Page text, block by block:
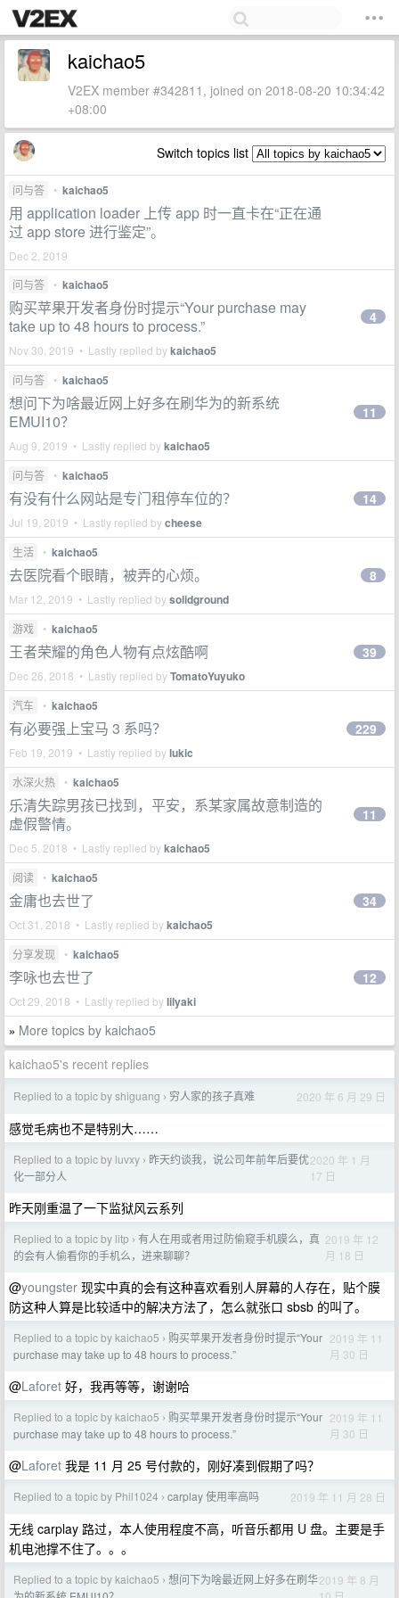
kaichao5
V2EX member #342811, joined on 2018-08-20 10:34:42
+08:00
Switch topics list
问与答 • kaichao5
用 application loader 上传 app 时一直卡在“正在通
过 app store 进行鉴定”。
Dec 2, 2019
问与答
• kaichao5
购买苹果开发者身份时提示“Your purchase may
take up to 48 hours to process.”
Nov 30, 2019 • Lastly replied bykaichao5
4
问与答 • kaichao5
想问下为啥最近网上好多在刷华为的新系统
EMUI10？
Aug 9, 2019 • Lastly replied bykaichao5
11
问与答 • kaichao5
有没有什么网站是专门租停车位的？
Jul 19, 2019 • Lastly replied bycheese
14
生活 • kaichao5
去医院看个眼睛，被弄的心烦。
Mar 12, 2019 • Lastly replied bysolidground
8
游戏 • kaichao5
王者荣耀的角色人物有点炫酷啊
Dec 26, 2018 • Lastly replied byTomatoYuyuko
39
汽车 • kaichao5
有必要强上宝马 3 系吗？
Feb 19, 2019 • Lastly replied bylukic
229
水深火热 • kaichao5
乐清失踪男孩已找到，平安，系某家属故意制造的
虚假警情。
Dec 5, 2018 • Lastly replied bykaichao5
11
阅读 • kaichao5
金庸也去世了
Oct 31, 2018 • Lastly replied bykaichao5
34
分享发现 • kaichao5
李咏也去世了
Oct 29, 2018 • Lastly replied bylilyaki
12
» More topics by kaichao5
kaichao5's recent replies
Replied to a topic by shiguang › 穷人家的孩子真难 2020 年 6 月 29 日
感觉毛病也不是特别大……
Replied to a topic by luvxy › 昨天约谈我，说公司年前年后要优
化一部分人
2020 年 1 月
17 日
昨天刚重温了一下监狱风云系列
Replied to a topic by litp › 有人在用或者用过防偷窥手机膜么，真
的会有人偷看你的手机么，进来聊聊？
2019 年 12
月 18 日
@youngster 现实中真的会有这种喜欢看别人屏幕的人存在，贴个膜
防这种人算是比较适中的解决方法了，怎么就张口 sbsb 的叫了。
Replied to a topic by kaichao5 › 购买苹果开发者身份时提示“Your
purchase may take up to 48 hours to process.”
2019 年 11
月 30 日
@Laforet 好，我再等等，谢谢哈
Replied to a topic by kaichao5 › 购买苹果开发者身份时提示“Your
purchase may take up to 48 hours to process.”
2019 年 11
月 30 日
@Laforet 我是 11 月 25 号付款的，刚好凑到假期了吗？
Replied to a topic by Phil1024 › carplay 使用率高吗 2019 年 11 月 28 日
无线 carplay 路过，本人使用程度不高，听音乐都用 U 盘。主要是手
机电池撑不住了。。。
Replied to a topic by kaichao5 › 想问下为啥最近网上好多在刷华2019 年 8 月